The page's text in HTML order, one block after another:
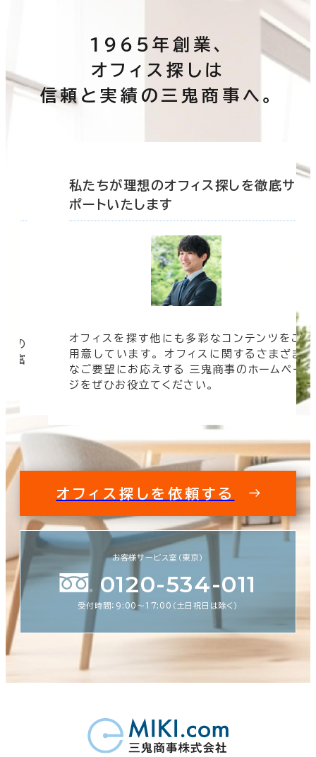
1965年創業、
オフィス探しは
信頼と実績の三鬼商事へ。
の
豊富
私たちが理想のオフィス探しを徹底サ
ポートいたします
オフィスを探す他にも多彩なコンテンツをご
用意しています。 オフィスに関するさまざま
なご要望にお応えする 三鬼商事のホームペー
ジをぜひお役立てください。
オフィス探しを依頼する
お客様サービス室（東京）
0120-534-011
受付時間：9:00〜17:00（土日祝日は除く）